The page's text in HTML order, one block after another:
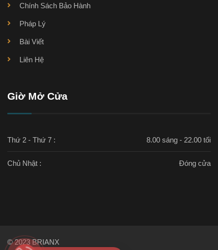
Chính Sách Bảo Hành
Pháp Lý
Bài Viết
Liên Hệ
Giờ Mở Cửa
Thứ 2 - Thứ 7 : 8.00 sáng - 22.00 tối
Chủ Nhật : Đóng cửa
© 2023 BRIANX